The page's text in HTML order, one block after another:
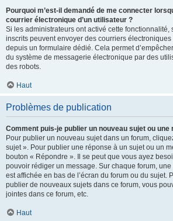
Pourquoi m’est-il demandé de me connecter
courrier électronique d’un utilisateur ?
Si les administrateurs ont activé cette fonctionnalité,
inscrits peuvent envoyer des courriers
depuis un formulaire dédié. Cela permet
du système de messagerie électronique par des
des robots.
Haut
Problèmes de publication
Comment puis-je publier un nouveau sujet ou une
Pour publier un nouveau sujet dans un forum,
sujet ». Pour publier une réponse à un sujet ou un
bouton « Répondre ». Il se peut que vous ayez
pouvoir rédiger un message. Sur chaque forum,
est affichée en bas de l’écran du forum ou du sujet.
publier de nouveaux sujets dans ce forum, vous
jointes dans ce forum, etc.
Haut